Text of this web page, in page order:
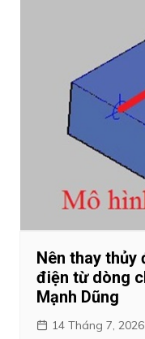
Nên thay thủy
điện từ dòng
Mạnh Dũng
14 Tháng 7, 2026